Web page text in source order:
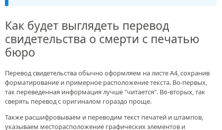
Как будет выглядеть перевод
свидетельства о смерти с печатью
бюро
Перевод свидетельства обычно оформляем на листе А4, сохранив
форматирование и примерное расположение текста. Во-первых,
так переведенная информация лучше "читается". Во-вторых, так
сверять перевод с оригиналом гораздо проще.
Также расшифровываем и переводим текст печатей и штампов,
указываем месторасположение графических элементов и